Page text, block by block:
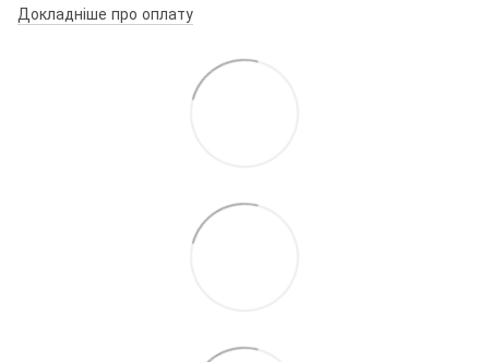
Докладніше про оплату